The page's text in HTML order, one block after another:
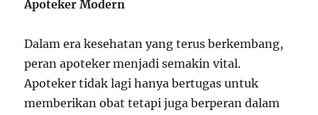
Apoteker Modern
Dalam era kesehatan yang terus berkembang,
peran apoteker menjadi semakin vital.
Apoteker tidak lagi hanya bertugas untuk
memberikan obat tetapi juga berperan dalam